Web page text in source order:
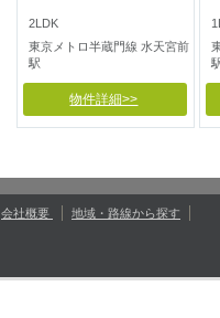
2LDK
東京メトロ半蔵門線 水天宮前
駅
物件詳細>>
会社概要 地域・路線から探す